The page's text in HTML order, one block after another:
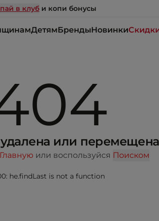
в клуб и копи бонусы
ДетямБрендыНовинки
или перемещена
Главную или воспользуйся Поиском
he.findLast is not a function